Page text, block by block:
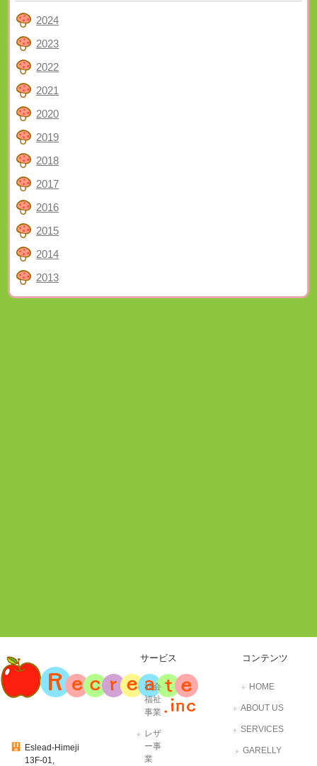
2024
2023
2022
2021
2020
2019
2018
2017
2016
2015
2014
2013
Eslead-Himeji
13F-01,
サービス
社会
福祉
事業
レザ
ー事
業
コンテンツ
HOME
ABOUT US
SERVICES
GARELLY